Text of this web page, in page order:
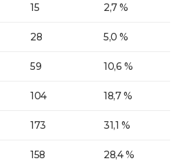
15 2,7 %
28 5,0 %
59 10,6 %
104 18,7 %
173 31,1 %
158 28,4 %